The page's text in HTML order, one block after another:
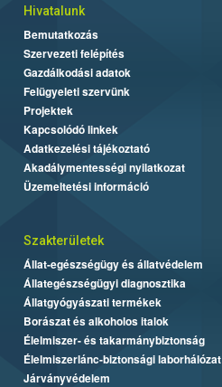
Hivatalunk
Bemutatkozás
Szervezeti felépítés
Gazdálkodási adatok
Felügyeleti szervünk
Projektek
Kapcsolódó linkek
Adatkezelési tájékoztató
Akadálymentességi nyilatkozat
Üzemeltetési információ
Szakterületek
Állat-egészségügy és állatvédelem
Állategészségügyi diagnosztika
Állatgyógyászati termékek
Borászat és alkoholos italok
Élelmiszer- és takarmánybiztonság
Élelmiszerlánc-biztonsági laborhálózat
Járványvédelem